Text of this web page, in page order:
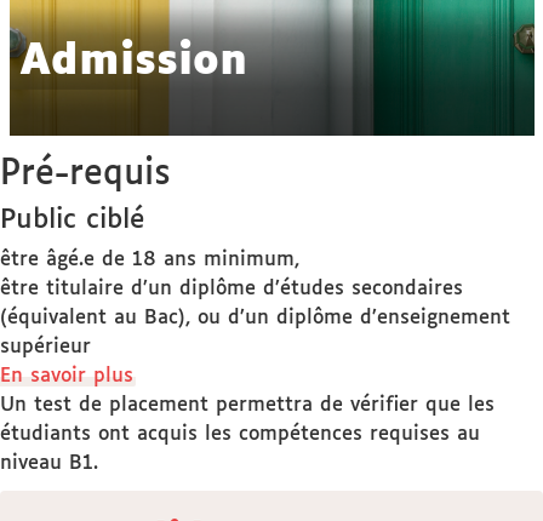
Admission
Pré-requis
Public ciblé
être âgé.e de 18 ans minimum,
être titulaire d’un diplôme d’études secondaires
(équivalent au Bac), ou d’un diplôme d’enseignement
supérieur
En savoir plus
Un test de placement permettra de vérifier que les
étudiants ont acquis les compétences requises au
niveau B1.